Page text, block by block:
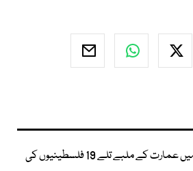
غزہ میں عمارت کے ملبے تلے 19 فلسطینیوں کی